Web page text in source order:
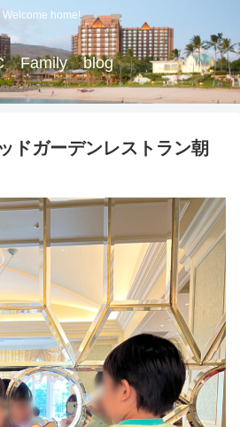
Welcome home!
Family blog
ドガーデンレストラン朝